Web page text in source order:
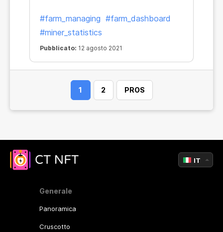
#farm_managing #farm_dashboard
#miner_statistics
Pubblicato: 12 agosto 2021
1 2 PROS
Generale
Panoramica
Cruscotto
IT